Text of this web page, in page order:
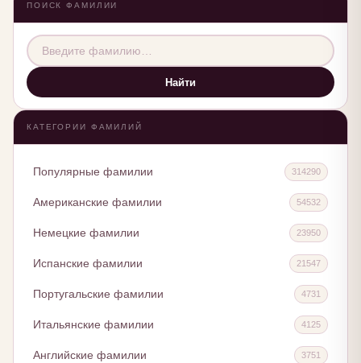
ПОИСК ФАМИЛИИ
Найти
КАТЕГОРИИ ФАМИЛИЙ
Популярные фамилии 314290
Американские фамилии 54532
Немецкие фамилии 23950
Испанские фамилии 21547
Португальские фамилии 4731
Итальянские фамилии 4125
Английские фамилии 3751